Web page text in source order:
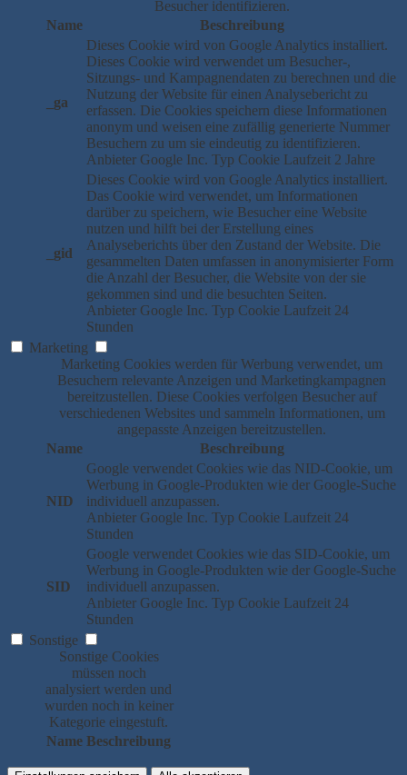
Besucher identifizieren.
Name
Beschreibung
_ga
Dieses Cookie wird von Google Analytics installiert.
Dieses Cookie wird verwendet um Besucher-,
Sitzungs- und Kampagnendaten zu berechnen und die
Nutzung der Website für einen Analysebericht zu
erfassen. Die Cookies speichern diese Informationen
anonym und weisen eine zufällig generierte Nummer
Besuchern zu um sie eindeutig zu identifizieren.
Anbieter Google Inc. Typ Cookie Laufzeit 2 Jahre
_gid
Dieses Cookie wird von Google Analytics installiert.
Das Cookie wird verwendet, um Informationen
darüber zu speichern, wie Besucher eine Website
nutzen und hilft bei der Erstellung eines
Analyseberichts über den Zustand der Website. Die
gesammelten Daten umfassen in anonymisierter Form
die Anzahl der Besucher, die Website von der sie
gekommen sind und die besuchten Seiten.
Anbieter Google Inc. Typ Cookie Laufzeit 24
Stunden
Marketing
Marketing Cookies werden für Werbung verwendet, um
Besuchern relevante Anzeigen und Marketingkampagnen
bereitzustellen. Diese Cookies verfolgen Besucher auf
verschiedenen Websites und sammeln Informationen, um
angepasste Anzeigen bereitzustellen.
Name
Beschreibung
NID
Google verwendet Cookies wie das NID-Cookie, um
Werbung in Google-Produkten wie der Google-Suche
individuell anzupassen.
Anbieter Google Inc. Typ Cookie Laufzeit 24
Stunden
SID
Google verwendet Cookies wie das SID-Cookie, um
Werbung in Google-Produkten wie der Google-Suche
individuell anzupassen.
Anbieter Google Inc. Typ Cookie Laufzeit 24
Stunden
Sonstige
Sonstige Cookies
müssen noch
analysiert werden und
wurden noch in keiner
Kategorie eingestuft.
Name Beschreibung